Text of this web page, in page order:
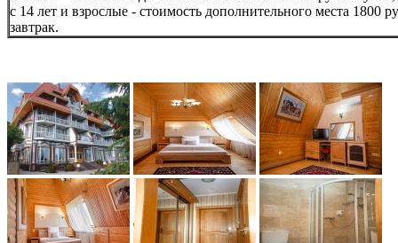
с 14 лет и взрослые - стоимость дополнительного места 1800
завтрак.